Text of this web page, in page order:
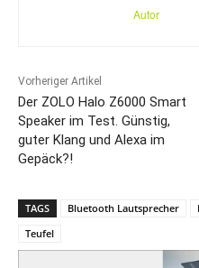
Autor
Vorheriger Artikel
Der ZOLO Halo Z6000 Smart
Speaker im Test. Günstig,
guter Klang und Alexa im
Gepäck?!
TAGS Bluetooth Lautsprecher
Teufel